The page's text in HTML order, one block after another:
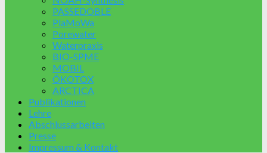
PASSEDOBLE
PlaMoWa
Porewater
Waterpraxis
BIO-SPME
MOBIL
ÖKOTOX
ARCTICA
Publikationen
Lehre
Abschlussarbeiten
Presse
Impressum & Kontakt